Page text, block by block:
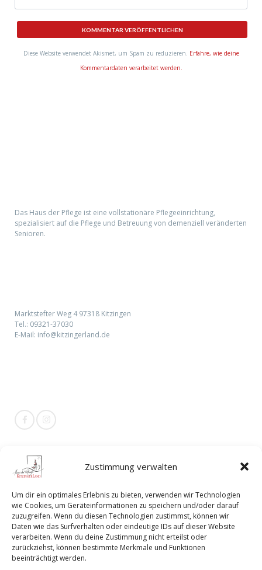
Zustimmung verwalten
Um dir ein optimales Erlebnis zu bieten, verwenden wir Technologien
wie Cookies, um Geräteinformationen zu speichern und/oder darauf
zuzugreifen. Wenn du diesen Technologien zustimmst, können wir
Daten wie das Surfverhalten oder eindeutige IDs auf dieser Website
verarbeiten. Wenn du deine Zustimmung nicht erteilst oder
zurückziehst, können bestimmte Merkmale und Funktionen
beeinträchtigt werden.
Diese Website verwendet Akismet, um Spam zu reduzieren. Erfahre, wie deine
Kommentardaten verarbeitet werden.
Das Haus der Pflege ist eine vollstationäre Pflegeeinrichtung,
spezialisiert auf die Pflege und Betreuung von demenziell veränderten
Senioren.
Marktstefter Weg 4 97318 Kitzingen
Tel.: 09321-37030
E-Mail: info@kitzingerland.de
Attraktiver Arbeitgeber Pflege